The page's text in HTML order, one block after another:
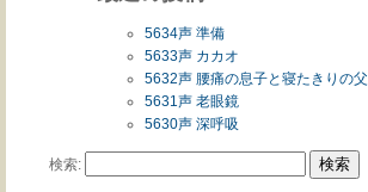
5634声 準備
5633声 カカオ
5632声 腰痛の息子と寝たきりの父
5631声 老眼鏡
5630声 深呼吸
検索: